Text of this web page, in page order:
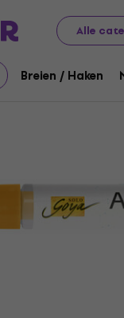
Alle
Breien / Haken
Markeerstiften /